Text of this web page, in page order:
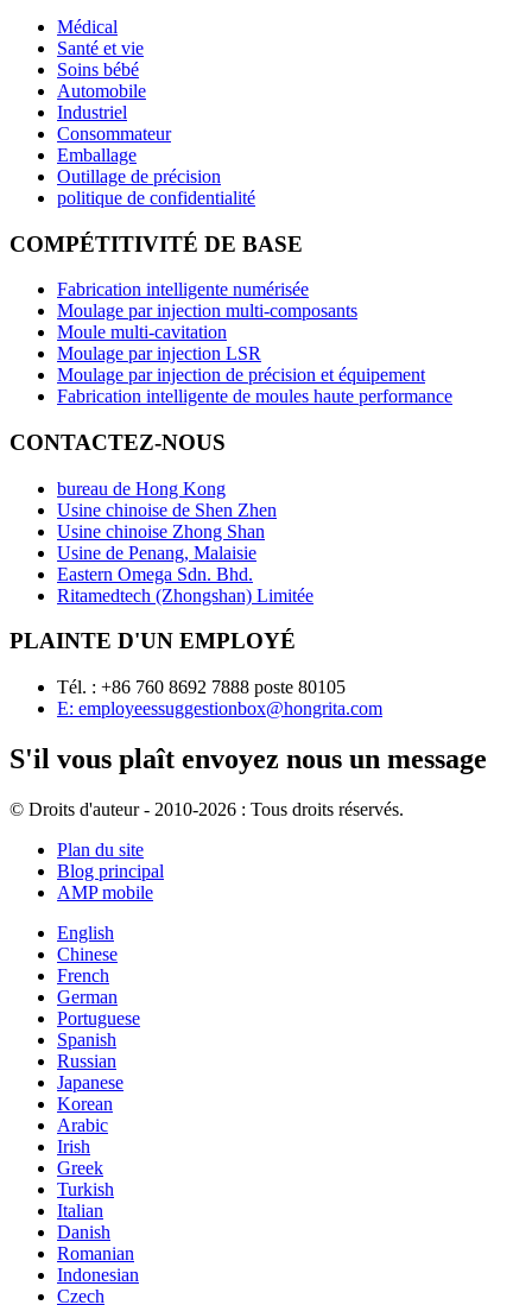
Médical
Santé et vie
Soins bébé
Automobile
Industriel
Consommateur
Emballage
Outillage de précision
politique de confidentialité
COMPÉTITIVITÉ DE BASE
Fabrication intelligente numérisée
Moulage par injection multi-composants
Moule multi-cavitation
Moulage par injection LSR
Moulage par injection de précision et équipement
Fabrication intelligente de moules haute performance
CONTACTEZ-NOUS
bureau de Hong Kong
Usine chinoise de Shen Zhen
Usine chinoise Zhong Shan
Usine de Penang, Malaisie
Eastern Omega Sdn. Bhd.
Ritamedtech (Zhongshan) Limitée
PLAINTE D'UN EMPLOYÉ
Tél. : +86 760 8692 7888 poste 80105
E: employeessuggestionbox@hongrita.com
S'il vous plaît envoyez nous un message
© Droits d'auteur - 2010-2026 : Tous droits réservés.
Plan du site
Blog principal
AMP mobile
English
Chinese
French
German
Portuguese
Spanish
Russian
Japanese
Korean
Arabic
Irish
Greek
Turkish
Italian
Danish
Romanian
Indonesian
Czech